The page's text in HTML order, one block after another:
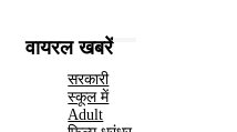
वायरल खबरें
सरकारी
स्कूल में
Adult